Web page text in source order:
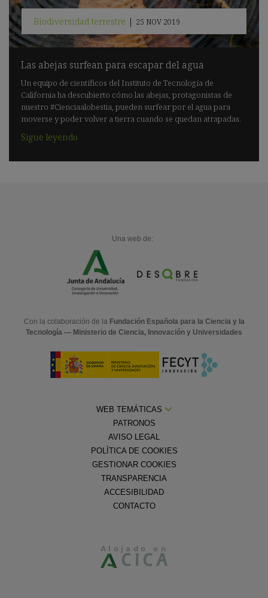
Biodiversidad terrestre | 25 NOV 2019
Las abejas surfean para escapar del agua
Un equipo de científicos del Instituto de Tecnología de
California ha descubierto cómo las abejas, protagonistas de
nuestro #Cienciaalobestia, pueden surfear por el agua para
moverse y poder volver a tierra cuando se quedan atrapadas.
Sigue leyendo
Una web de:
Con la colaboración de la Fundación Española para la Ciencia y la
Tecnología — Ministerio de Ciencia, Innovación y Universidades
WEB TEMÁTICAS
PATRONOS
AVISO LEGAL
POLÍTICA DE COOKIES
GESTIONAR COOKIES
TRANSPARENCIA
ACCESIBILIDAD
CONTACTO